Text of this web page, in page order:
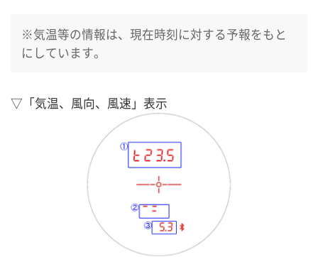
※気温等の情報は、現在時刻に対する予報をもと
にしています。
▽「気温、風向、風速」表示